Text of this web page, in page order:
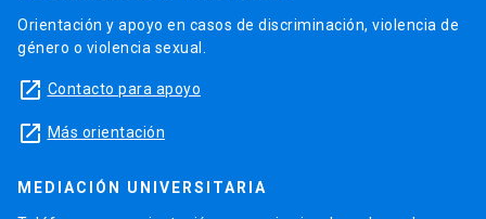
Orientación y apoyo en casos de discriminación, violencia de
género o violencia sexual.
launch Contacto para apoyo
launch Más orientación
MEDIACIÓN UNIVERSITARIA